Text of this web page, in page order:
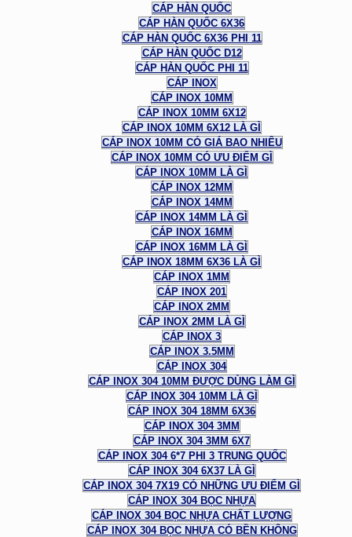
CÁP HÀN QUỐC
CÁP HÀN QUỐC 6X36
CÁP HÀN QUỐC 6X36 PHI 11
CÁP HÀN QUỐC D12
CÁP HÀN QUỐC PHI 11
CÁP INOX
CÁP INOX 10MM
CÁP INOX 10MM 6X12
CÁP INOX 10MM 6X12 LÀ GÌ
CÁP INOX 10MM CÓ GIÁ BAO NHIÊU
CÁP INOX 10MM CÓ ƯU ĐIỂM GÌ
CÁP INOX 10MM LÀ GÌ
CÁP INOX 12MM
CÁP INOX 14MM
CÁP INOX 14MM LÀ GÌ
CÁP INOX 16MM
CÁP INOX 16MM LÀ GÌ
CÁP INOX 18MM 6X36 LÀ GÌ
CÁP INOX 1MM
CÁP INOX 201
CÁP INOX 2MM
CÁP INOX 2MM LÀ GÌ
CÁP INOX 3
CÁP INOX 3.5MM
CÁP INOX 304
CÁP INOX 304 10MM ĐƯỢC DÙNG LÀM GÌ
CÁP INOX 304 10MM LÀ GÌ
CÁP INOX 304 18MM 6X36
CÁP INOX 304 3MM
CÁP INOX 304 3MM 6X7
CÁP INOX 304 6*7 PHI 3 TRUNG QUỐC
CÁP INOX 304 6X37 LÀ GÌ
CÁP INOX 304 7X19 CÓ NHỮNG ƯU ĐIỂM GÌ
CÁP INOX 304 BỌC NHỰA
CÁP INOX 304 BỌC NHỰA CHẤT LƯỢNG
CÁP INOX 304 BỌC NHỰA CÓ BỀN KHÔNG